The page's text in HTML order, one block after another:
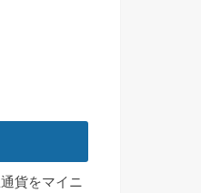
貨をマイニ